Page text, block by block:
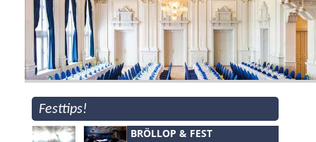
Festtips!
BRÖLLOP & FEST